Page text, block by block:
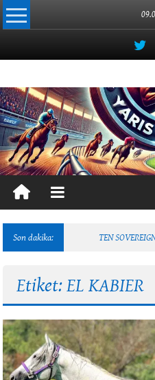
İçeriğe
geç
Yarış
Rüzgarı
Atçılığın
Online
Adresi
Son dakika: TEN
Etiket: EL KABIER